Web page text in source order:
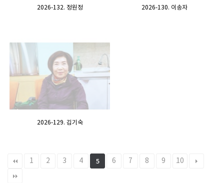
2026-132. 정원정 2026-130. 이송자
2026-129. 김기숙
1 2 3 4 5 6 7 8 9 10